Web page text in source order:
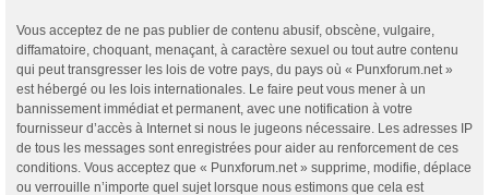
Vous acceptez de ne pas publier de contenu abusif, obscène, vulgaire,
diffamatoire, choquant, menaçant, à caractère sexuel ou tout autre contenu
qui peut transgresser les lois de votre pays, du pays où « Punxforum.net »
est hébergé ou les lois internationales. Le faire peut vous mener à un
bannissement immédiat et permanent, avec une notification à votre
fournisseur d’accès à Internet si nous le jugeons nécessaire. Les adresses IP
de tous les messages sont enregistrées pour aider au renforcement de ces
conditions. Vous acceptez que « Punxforum.net » supprime, modifie, déplace
ou verrouille n’importe quel sujet lorsque nous estimons que cela est